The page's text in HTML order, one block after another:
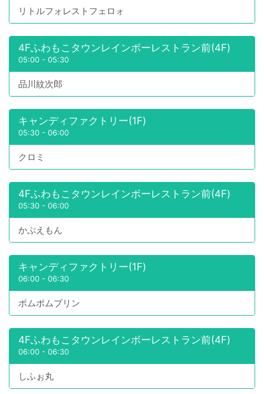
リトルフォレストフェロォ
4Fふわもこタウンレインボーレストラン前(4F)
05:00 - 05:30
品川紋次郎
キャンディファクトリー(1F)
05:30 - 06:00
クロミ
4Fふわもこタウンレインボーレストラン前(4F)
05:30 - 06:00
かぷえもん
キャンディファクトリー(1F)
06:00 - 06:30
ポムポムプリン
4Fふわもこタウンレインボーレストラン前(4F)
06:00 - 06:30
しふぉ丸